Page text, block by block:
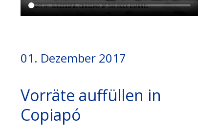
01. Dezember 2017
Vorräte auffüllen in
Copiapó